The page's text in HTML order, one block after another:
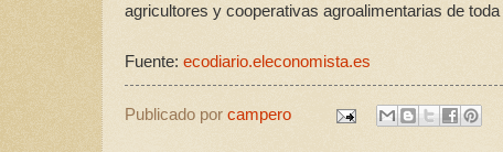
agricultores y cooperativas agroalimentarias de toda
Fuente: ecodiario.eleconomista.es
Publicado por campero